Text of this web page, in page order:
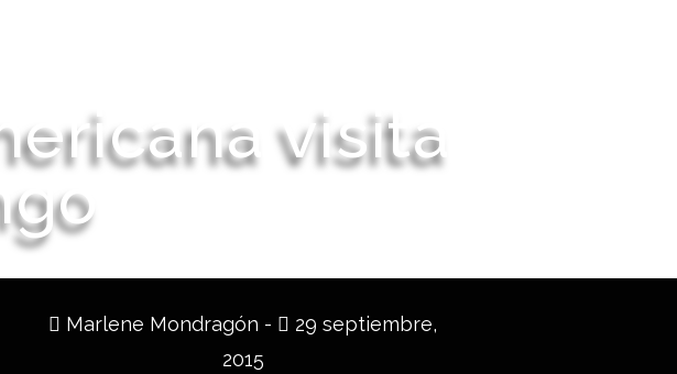
visita
Marlene Mondragón -
29 septiembre,
2015